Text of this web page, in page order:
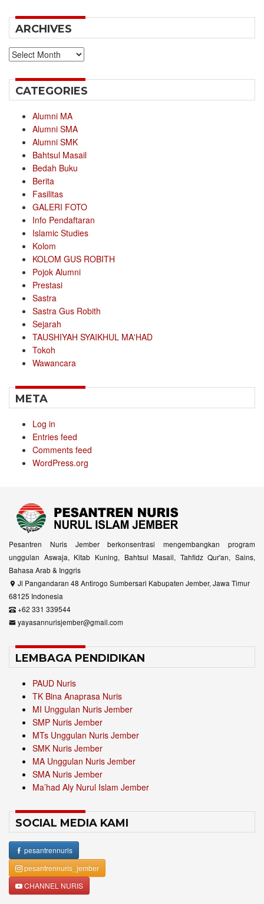
ARCHIVES
Archives
CATEGORIES
Alumni MA
Alumni SMA
Alumni SMK
Bahtsul Masail
Bedah Buku
Berita
Fasilitas
GALERI FOTO
Info Pendaftaran
Islamic Studies
Kolom
KOLOM GUS ROBITH
Pojok Alumni
Prestasi
Sastra
Sastra Gus Robith
Sejarah
TAUSHIYAH SYAIKHUL MA'HAD
Tokoh
Wawancara
META
Log in
Entries feed
Comments feed
WordPress.org
Pesantren Nuris Jember berkonsentrasi mengembangkan program
unggulan Aswaja, Kitab Kuning, Bahtsul Masail, Tahfidz Qur'an, Sains,
Bahasa Arab & Inggris
Jl Pangandaran 48 Antirogo Sumbersari Kabupaten Jember, Jawa Timur
68125 Indonesia
+62 331 339544
yayasannurisjember@gmail.com
LEMBAGA PENDIDIKAN
PAUD Nuris
TK Bina Anaprasa Nuris
MI Unggulan Nuris Jember
SMP Nuris Jember
MTs Unggulan Nuris Jember
SMK Nuris Jember
MA Unggulan Nuris Jember
SMA Nuris Jember
Ma’had Aly Nurul Islam Jember
SOCIAL MEDIA KAMI
pesantrennuris
pesantrennuris_jember
CHANNEL NURIS